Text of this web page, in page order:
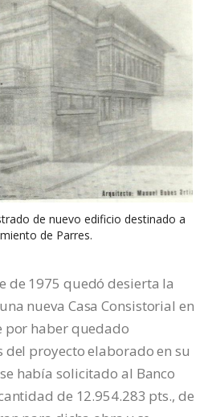
de nuevo edificio destinado a
de Parres.
de 1975 quedó desierta la
nueva Casa Consistorial en
por haber quedado
del proyecto elaborado en su
había solicitado al Banco
de 12.954.283 pts., de